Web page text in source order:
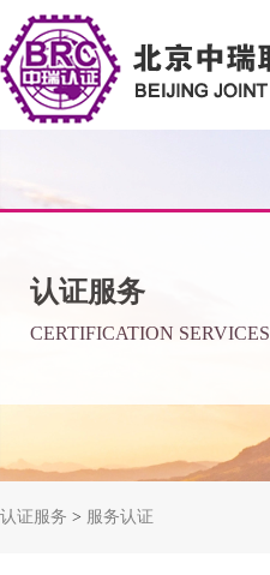
认证服务
CERTIFICATION SERVICES
认证服务 > 服务认证